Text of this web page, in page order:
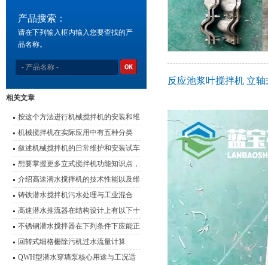
产品搜索：
请在下列输入框内输入您要查找的产
品名称。
相关文章
按这个方法进行机械搅拌机的安装和维
护，既简单又方便
机械搅拌机在实际应用中有五种分类
叙述机械搅拌机的日常维护和安装试车
想要掌握更多立式搅拌机功能知识点，
这里有
介绍高速潜水搅拌机的技术性能以及维
护事项
铸铁潜水搅拌机污水处理与工业混合
的“隐形推手”
高速潜水推流器在结构设计上有以下十
点
不锈钢潜水搅拌器在下列条件下应能正
常连续运行
回转式细格栅除污机过水流量计算
QWH型潜水穿墙泵核心用途与工况适
反应池浆叶搅拌机 立